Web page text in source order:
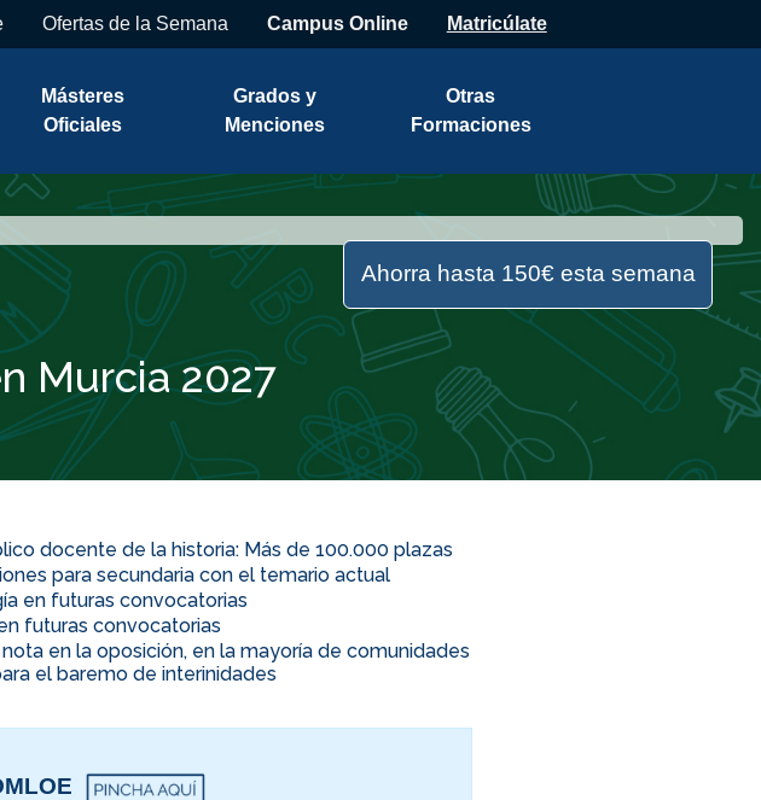
Ofertas de la Semana Campus Online Matricúlate
Másteres
Oficiales
Grados y
Menciones
Otras
Formaciones
Ahorra hasta 150€ esta semana
Murcia 2027
docente de la historia: Más de 100.000 plazas
para secundaria con el temario actual
en futuras convocatorias
futuras convocatorias
en la oposición, en la mayoría de comunidades
el baremo de interinidades